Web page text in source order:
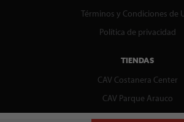
Términos y Condiciones de
Política de privacidad
TIENDAS
CAV Costanera Center
CAV Parque Arauco